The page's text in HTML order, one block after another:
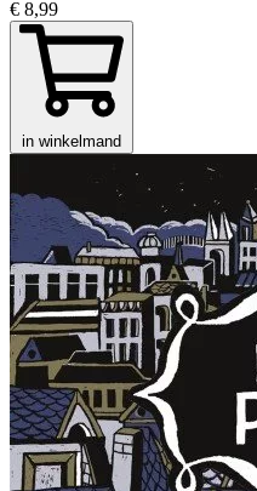
€ 8,99
in winkelmand